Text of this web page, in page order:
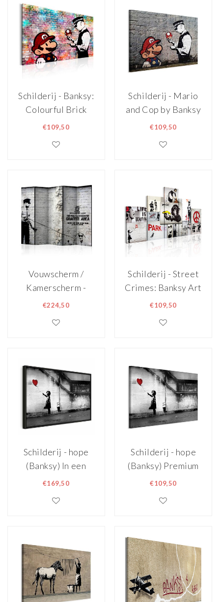
Schilderij - Banksy:
Colourful Brick
€109,50
Schilderij - Mario
and Cop by Banksy
€109,50
Vouwscherm /
Kamerscherm -
Banksy - Graffiti
€224,50
Schilderij - Street
Crimes: Banksy Art
€109,50
Schilderij - hope
(Banksy) In een
zwarte houten lijst
€169,50
Schilderij - hope
(Banksy) Premium
Print
€109,50